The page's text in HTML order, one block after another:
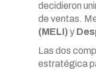
decidieron
de ventas.
(MELI)y
Las dos
estratégica